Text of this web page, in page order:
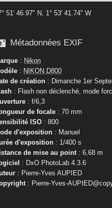
51' 46.97" N, 1° 53' 41.74" W
Métadonnées EXIF
: Nikon
: NIKON D800
de création : Dimanche 1er
: Flash non déclenché, mode
: f/6,3
de focale : 70 mm
ISO : 800
d'exposition : Manuel
d'exposition : 1/400 s
de mise au point : 6,68 m
: DxO PhotoLab 4.3.6
: Pierre-Yves AUPIED
: Pierre-Yves-